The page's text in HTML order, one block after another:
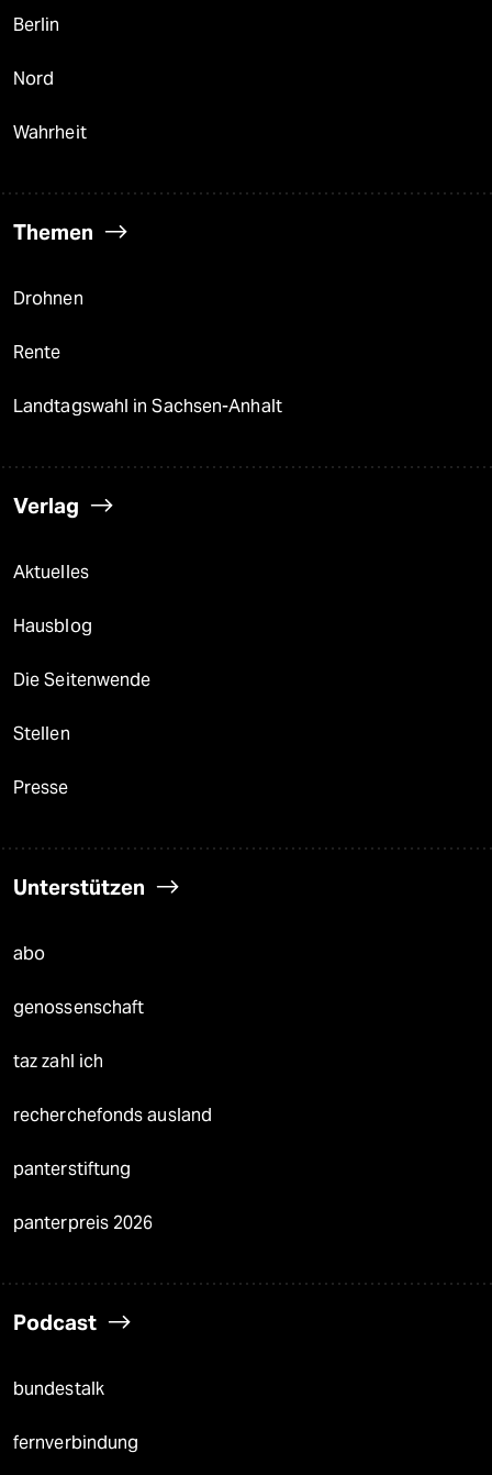
Berlin
Nord
Wahrheit
Themen
Drohnen
Rente
Landtagswahl in Sachsen-Anhalt
Verlag
Aktuelles
Hausblog
Die Seitenwende
Stellen
Presse
Unterstützen
abo
genossenschaft
taz zahl ich
recherchefonds ausland
panterstiftung
panterpreis 2026
Podcast
bundestalk
fernverbindung